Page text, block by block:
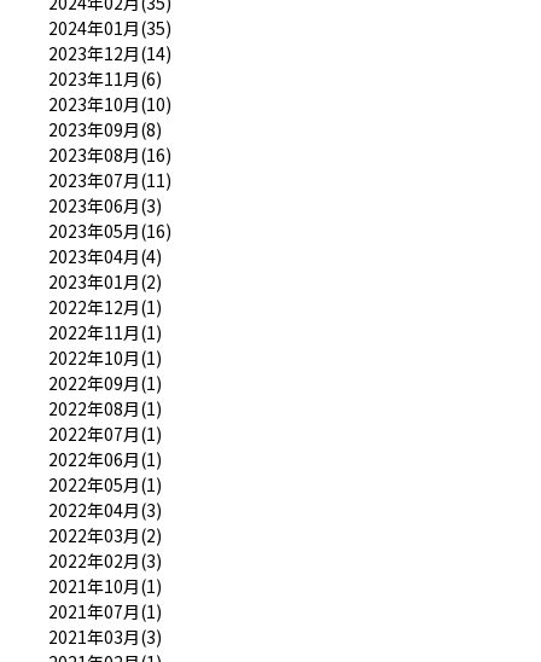
2024年01月(35)
2023年12月(14)
2023年11月(6)
2023年10月(10)
2023年09月(8)
2023年08月(16)
2023年07月(11)
2023年06月(3)
2023年05月(16)
2023年04月(4)
2023年01月(2)
2022年12月(1)
2022年11月(1)
2022年10月(1)
2022年09月(1)
2022年08月(1)
2022年07月(1)
2022年06月(1)
2022年05月(1)
2022年04月(3)
2022年03月(2)
2022年02月(3)
2021年10月(1)
2021年07月(1)
2021年03月(3)